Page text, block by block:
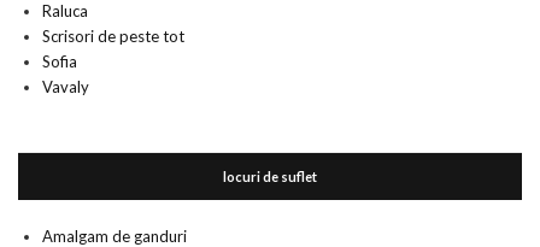
Raluca
Scrisori de peste tot
Sofia
Vavaly
locuri de suflet
Amalgam de ganduri